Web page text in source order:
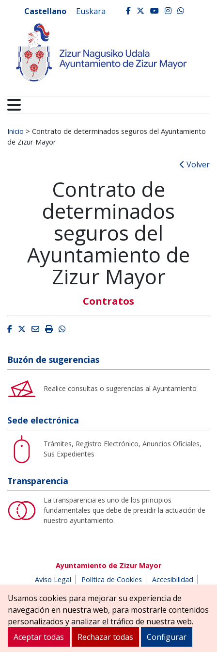
Ayuntamiento de
Castellano Euskara facebook
twitter
youtube
Buscar:
Inicio > Contrato de determinados seguros del Ayuntamiento
de Zizur Mayor
Volver
Contrato de
determinados
seguros del
Ayuntamiento de
Zizur Mayor
Contratos
Facebook
Twitter
EmailImprimirWhatsapp
Buzón de sugerencias
Realice consultas o sugerencias al Ayuntamiento
Sede electrónica
Trámites, Registro Electrónico, Anuncios Oficiales,
Sus Expedientes
Transparencia
La transparencia es uno de los principios
fundamentales que debe de presidir la actuación de
nuestro ayuntamiento.
Ayuntamiento de Zizur Mayor
Aviso Legal
Política de Cookies
Accesibilidad
Parque Erreniega parkea, s/n | 31180 Zizur Mayor-Zizur
Nagusia (NAVARRA-NAFARROA)
Tel. 948 181900
ayuntamiento@zizurmayor.es
Usamos cookies para mejorar su experiencia de
navegación en nuestra web, para mostrarle contenidos
personalizados y analizar el tráfico de nuestra web.
Aceptar todas
Rechazar todas Configurar